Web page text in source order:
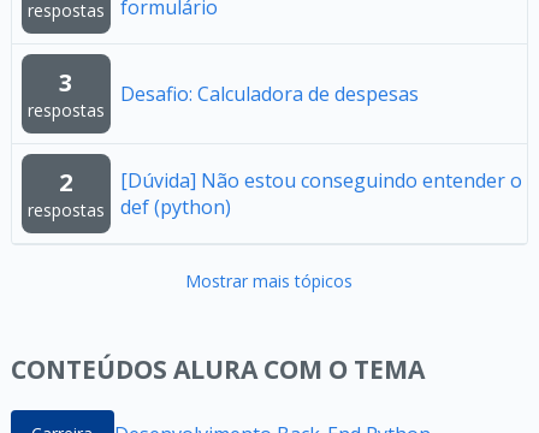
respostas
formulário
3
respostas
Desafio: Calculadora de despesas
2
respostas
[Dúvida] Não estou conseguindo entender o
def (python)
Mostrar mais tópicos
CONTEÚDOS ALURA COM O TEMA